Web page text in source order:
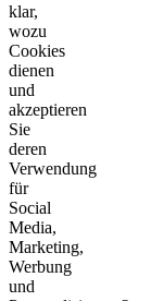
klar,
wozu
Cookies
dienen
und
akzeptieren
Sie
deren
Verwendung
für
Social
Media,
Marketing,
Werbung
und